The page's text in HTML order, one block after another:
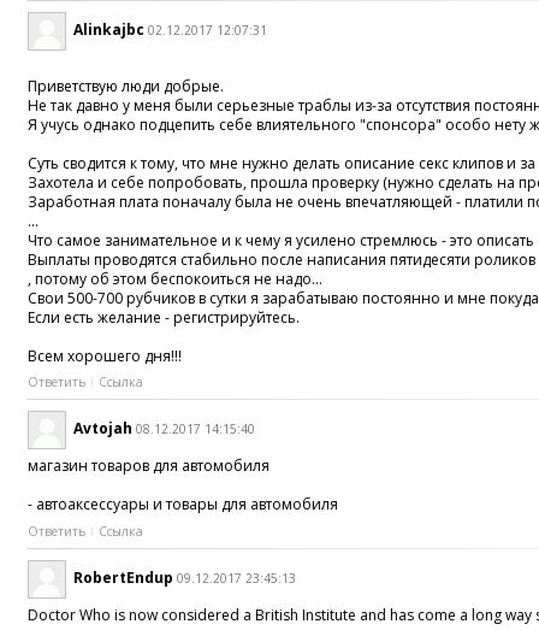
Alinkajbc 02.12.2017 12:07:31
Приветствую люди добрые.
Не так давно у меня были серьезные траблы из-за отсутствия
Я учусь однако подцепить себе влиятельного "спонсора" особо
Суть сводится к тому, что мне нужно делать описание секс клипов
Захотела и себе попробовать, прошла проверку (нужно сделать на
Заработная плата поначалу была не очень впечатляющей - платили
...
Что самое занимательное и к чему я усилено стремлюсь - это
Выплаты проводятся стабильно после написания пятидесяти роликов
, потому об этом беспокоиться не надо...
Свои 500-700 рубчиков в сутки я зарабатываю постоянно и мне покуда
Если есть желание - регистрируйтесь.
Всем хорошего дня!!!
Ответить Ссылка
Avtojah 08.12.2017 14:15:40
магазин товаров для автомобиля
- автоаксессуары и товары для автомобиля
Ответить Ссылка
RobertEndup 09.12.2017 23:45:13
Doctor Who is now considered a British Institute and has come a long